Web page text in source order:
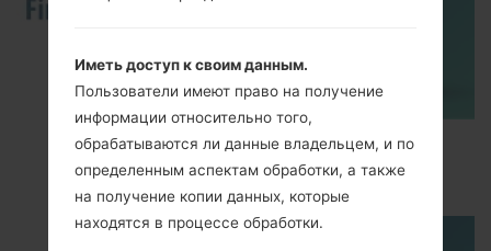
How to Flash Stock Firmware on Samsung
Smartphone using Odin?
Иметь доступ к своим данным.
Пользователи имеют право на получение
информации относительно того,
обрабатываются ли данные владельцем, и по
определенным аспектам обработки, а также
на получение копии данных, которые
находятся в процессе обработки.